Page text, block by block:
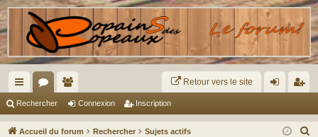
ac
co
or
u m
Retour vers le site
ne cri
Rechercher Connexion Inscription
Accueil du forum Rechercher Sujets actifs